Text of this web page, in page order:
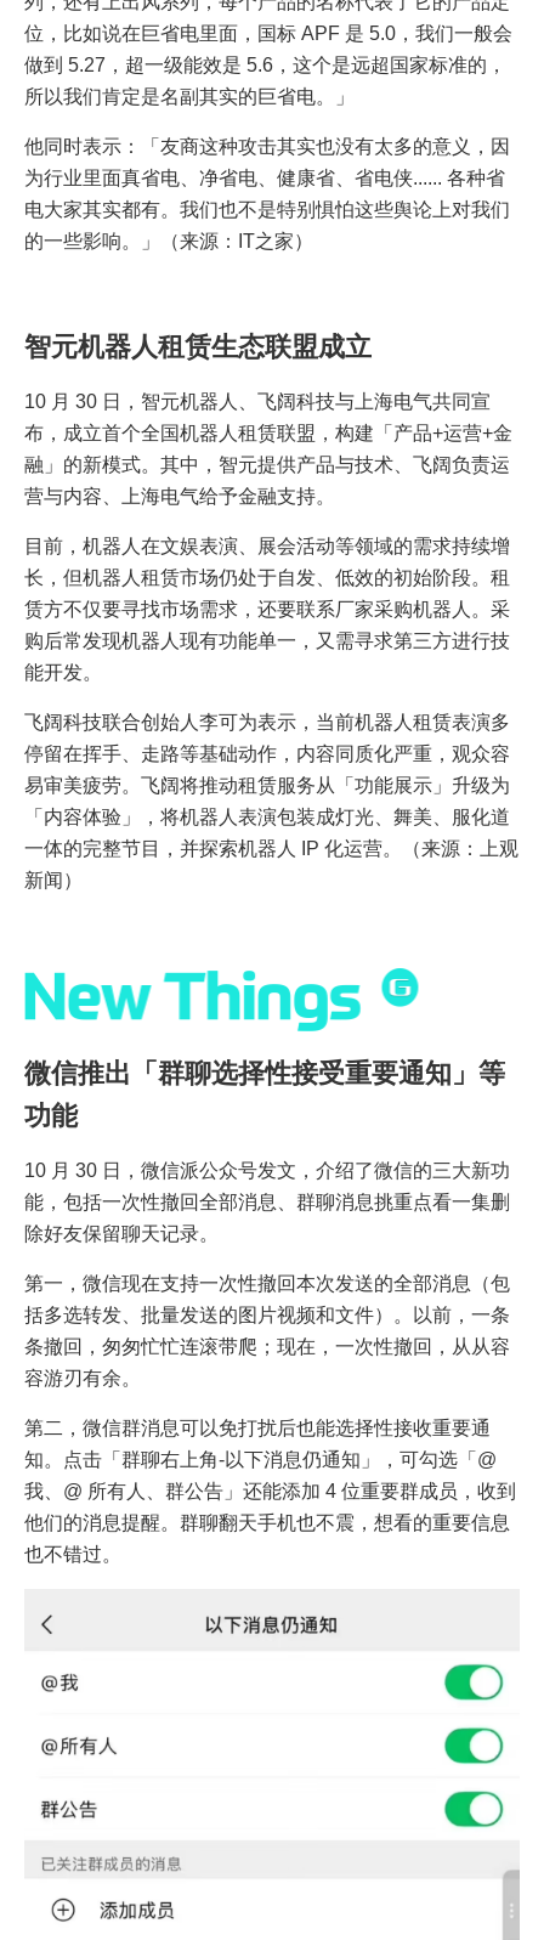
位，比如说在巨省电里面，国标 APF 是 5.0，我们一般会
做到 5.27，超一级能效是 5.6，这个是远超国家标准的，
所以我们肯定是名副其实的巨省电。」
他同时表示：「友商这种攻击其实也没有太多的意义，因
为行业里面真省电、净省电、健康省、省电侠...... 各种省
电大家其实都有。我们也不是特别惧怕这些舆论上对我们
的一些影响。」（来源：IT之家）
智元机器人租赁生态联盟成立
10 月 30 日，智元机器人、飞阔科技与上海电气共同宣
布，成立首个全国机器人租赁联盟，构建「产品+运营+金
融」的新模式。其中，智元提供产品与技术、飞阔负责运
营与内容、上海电气给予金融支持。
目前，机器人在文娱表演、展会活动等领域的需求持续增
长，但机器人租赁市场仍处于自发、低效的初始阶段。租
赁方不仅要寻找市场需求，还要联系厂家采购机器人。采
购后常发现机器人现有功能单一，又需寻求第三方进行技
能开发。
飞阔科技联合创始人李可为表示，当前机器人租赁表演多
停留在挥手、走路等基础动作，内容同质化严重，观众容
易审美疲劳。飞阔将推动租赁服务从「功能展示」升级为
「内容体验」，将机器人表演包装成灯光、舞美、服化道
一体的完整节目，并探索机器人 IP 化运营。（来源：上观
新闻）
微信推出「群聊选择性接受重要通知」等
功能
10 月 30 日，微信派公众号发文，介绍了微信的三大新功
能，包括一次性撤回全部消息、群聊消息挑重点看一集删
除好友保留聊天记录。
第一，微信现在支持一次性撤回本次发送的全部消息（包
括多选转发、批量发送的图片视频和文件）。以前，一条
条撤回，匆匆忙忙连滚带爬；现在，一次性撤回，从从容
容游刃有余。
第二，微信群消息可以免打扰后也能选择性接收重要通
知。点击「群聊右上角-以下消息仍通知」，可勾选「@
我、@ 所有人、群公告」还能添加 4 位重要群成员，收到
他们的消息提醒。群聊翻天手机也不震，想看的重要信息
也不错过。